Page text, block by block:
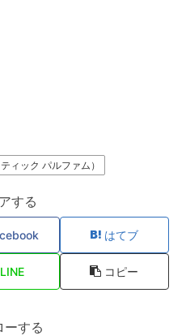
ィック パルファム）
する
はてブ
LINE コピー
ーする